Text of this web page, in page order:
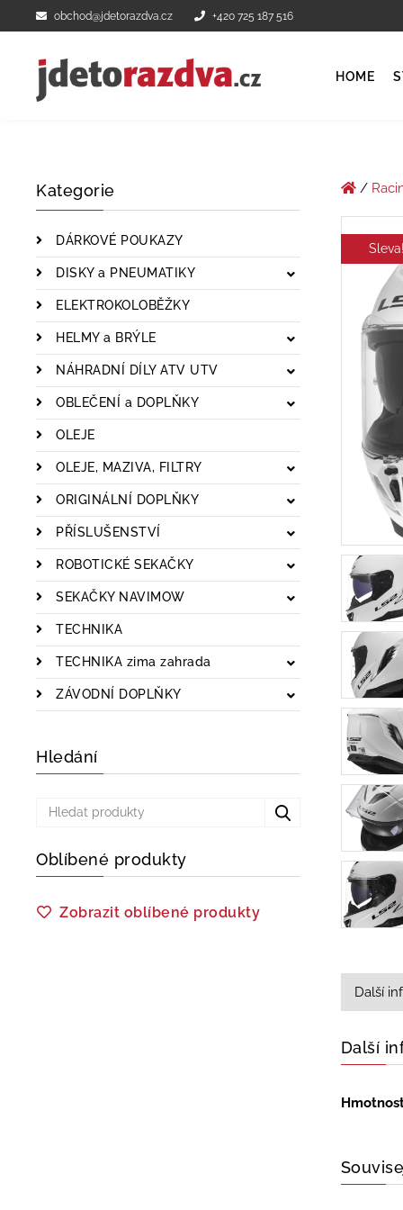
obchod@jdetorazdva.cz +420 725 187 516
HOME
Kategorie
DÁRKOVÉ POUKAZY
DISKY a PNEUMATIKY
ELEKTROKOLOBĚŽKY
HELMY a BRÝLE
NÁHRADNÍ DÍLY ATV UTV
OBLEČENÍ a DOPLŇKY
OLEJE
OLEJE, MAZIVA, FILTRY
ORIGINÁLNÍ DOPLŇKY
PŘÍSLUŠENSTVÍ
ROBOTICKÉ SEKAČKY
SEKAČKY NAVIMOW
TECHNIKA
TECHNIKA zima zahrada
ZÁVODNÍ DOPLŇKY
Hledání
Oblíbené produkty
Zobrazit oblíbené produkty
/
Sleva!
Další
Další